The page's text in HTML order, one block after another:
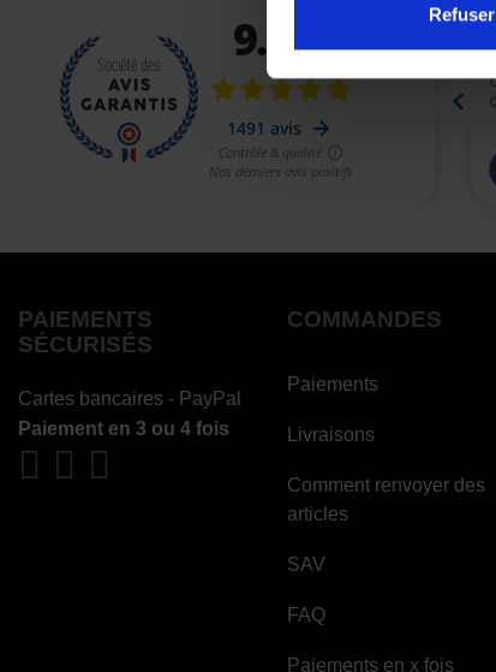
Refuser
PAIEMENTS
SÉCURISÉS
Cartes bancaires - PayPal
Paiement en 3 ou 4 fois
COMMANDES
Paiements
Livraisons
Comment renvoyer des
articles
SAV
FAQ
Paiements en x fois